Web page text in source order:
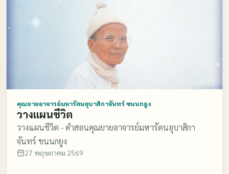
คุณยายอาจารย์มหารัตนอุบาสิกาจันทร์ ขนนกยูง
วางแผนชีวิต
วางแผนชีวิต - คำสอนคุณยายอาจารย์มหารัตนอุบาสิกา
จันทร์ ขนนกยูง
27 พฤษภาคม 2569